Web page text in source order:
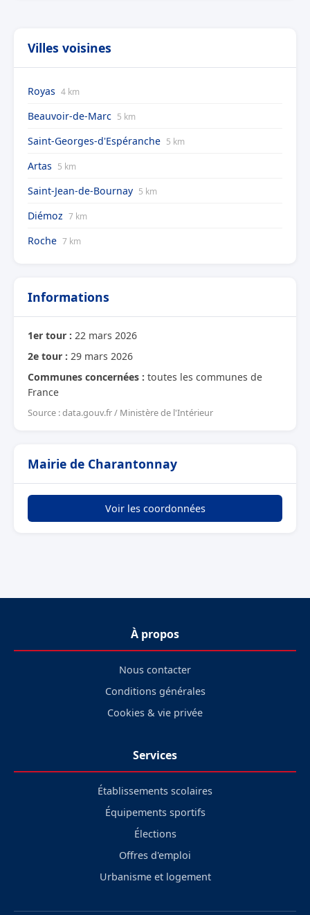
Villes voisines
Royas 4 km
Beauvoir-de-Marc 5 km
Saint-Georges-d'Espéranche 5 km
Artas 5 km
Saint-Jean-de-Bournay 5 km
Diémoz 7 km
Roche 7 km
Informations
1er tour : 22 mars 2026
2e tour : 29 mars 2026
Communes concernées : toutes les communes de
France
Source : data.gouv.fr / Ministère de l'Intérieur
Mairie de Charantonnay
Voir les coordonnées
À propos
Nous contacter
Conditions générales
Cookies & vie privée
Services
Établissements scolaires
Équipements sportifs
Élections
Offres d'emploi
Urbanisme et logement